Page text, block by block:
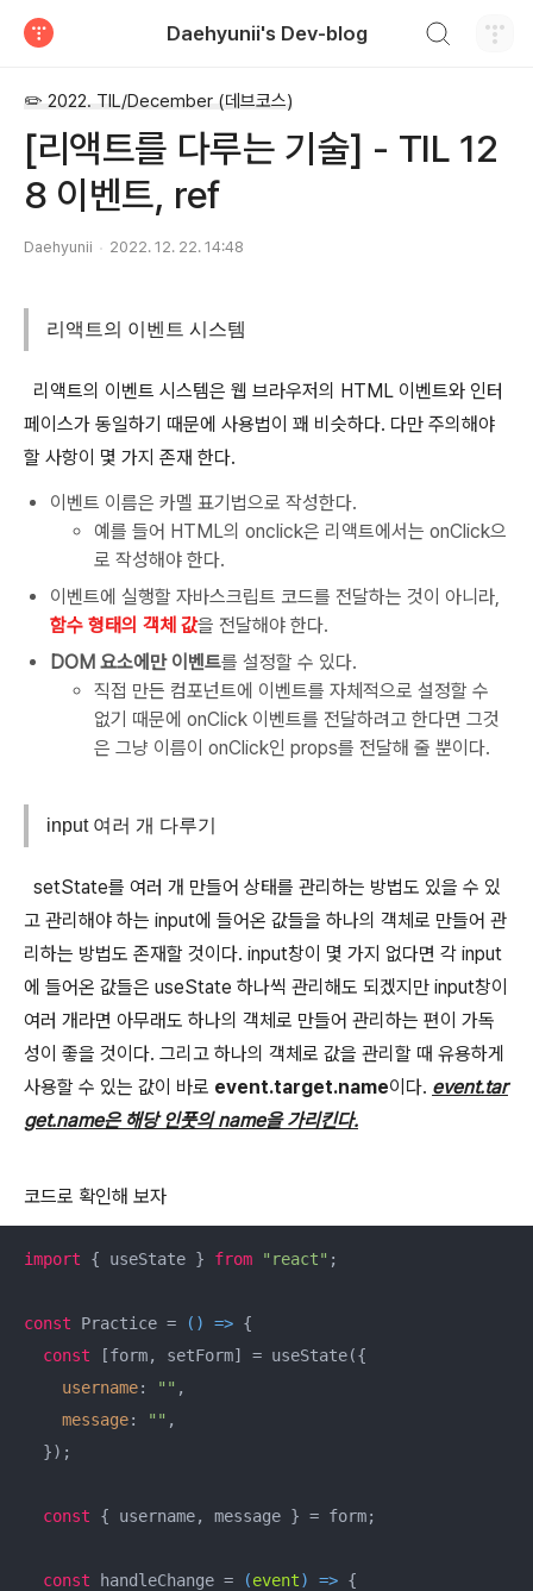
Daehyunii's Dev-blog
✏️ 2022. TIL/December (데브코스)
[리액트를 다루는 기술] - TIL 12
8 이벤트, ref
Daehyunii 2022. 12. 22. 14:48
리액트의 이벤트 시스템
리액트의 이벤트 시스템은 웹 브라우저의 HTML 이벤트와 인터
페이스가 동일하기 때문에 사용법이 꽤 비슷하다. 다만 주의해야
할 사항이 몇 가지 존재 한다.
이벤트 이름은 카멜 표기법으로 작성한다.
예를 들어 HTML의 onclick은 리액트에서는 onClick으
로 작성해야 한다.
이벤트에 실행할 자바스크립트 코드를 전달하는 것이 아니라,
함수 형태의 객체 값을 전달해야 한다.
DOM 요소에만 이벤트를 설정할 수 있다.
직접 만든 컴포넌트에 이벤트를 자체적으로 설정할 수
없기 때문에 onClick 이벤트를 전달하려고 한다면 그것
은 그냥 이름이 onClick인 props를 전달해 줄 뿐이다.
input 여러 개 다루기
setState를 여러 개 만들어 상태를 관리하는 방법도 있을 수 있
고 관리해야 하는 input에 들어온 값들을 하나의 객체로 만들어 관
리하는 방법도 존재할 것이다. input창이 몇 가지 없다면 각 input
에 들어온 값들은 useState 하나씩 관리해도 되겠지만 input창이
여러 개라면 아무래도 하나의 객체로 만들어 관리하는 편이 가독
성이 좋을 것이다. 그리고 하나의 객체로 값을 관리할 때 유용하게
사용할 수 있는 값이 바로 event.target.name이다. event.tar
get.name은 해당 인풋의 name을 가리킨다.
코드로 확인해 보자
import { useState } from "react" ;
const Practice = () => {
const [form, setForm] = useState({
username: "" ,
message: "" ,
  });
const { username, message } = form;
const handleChange = (event) => {